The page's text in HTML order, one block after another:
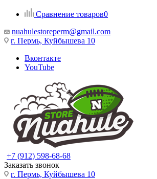
Сравнение товаров0
nuahulestoreperm@gmail.com
г. Пермь, Куйбышева 10
Вконтакте
YouTube
+7 (912) 598-68-68
Заказать звонок
г. Пермь, Куйбышева 10